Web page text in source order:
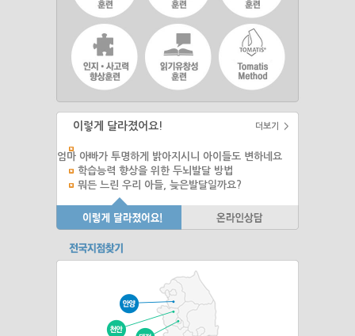
이렇게 달라졌어요! 더보기 >
엄마 아빠가 투명하게 밝아지시니 아이들도 변하네요
학습능력 향상을 위한 두뇌발달 방법
뭐든 느린 우리 아들, 늦은발달일까요?